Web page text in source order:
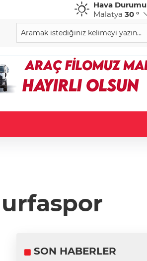
Hava Durumu
Malatya 30 °
SON HABERLER